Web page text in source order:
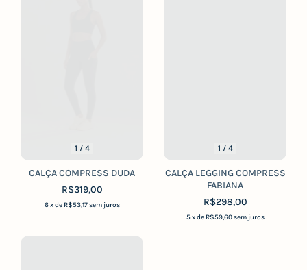
1 / 4
CALÇA COMPRESS DUDA
R$319,00
6 x de R$53,17 sem juros
1 / 4
CALÇA LEGGING COMPRESS
FABIANA
R$298,00
5 x de R$59,60 sem juros